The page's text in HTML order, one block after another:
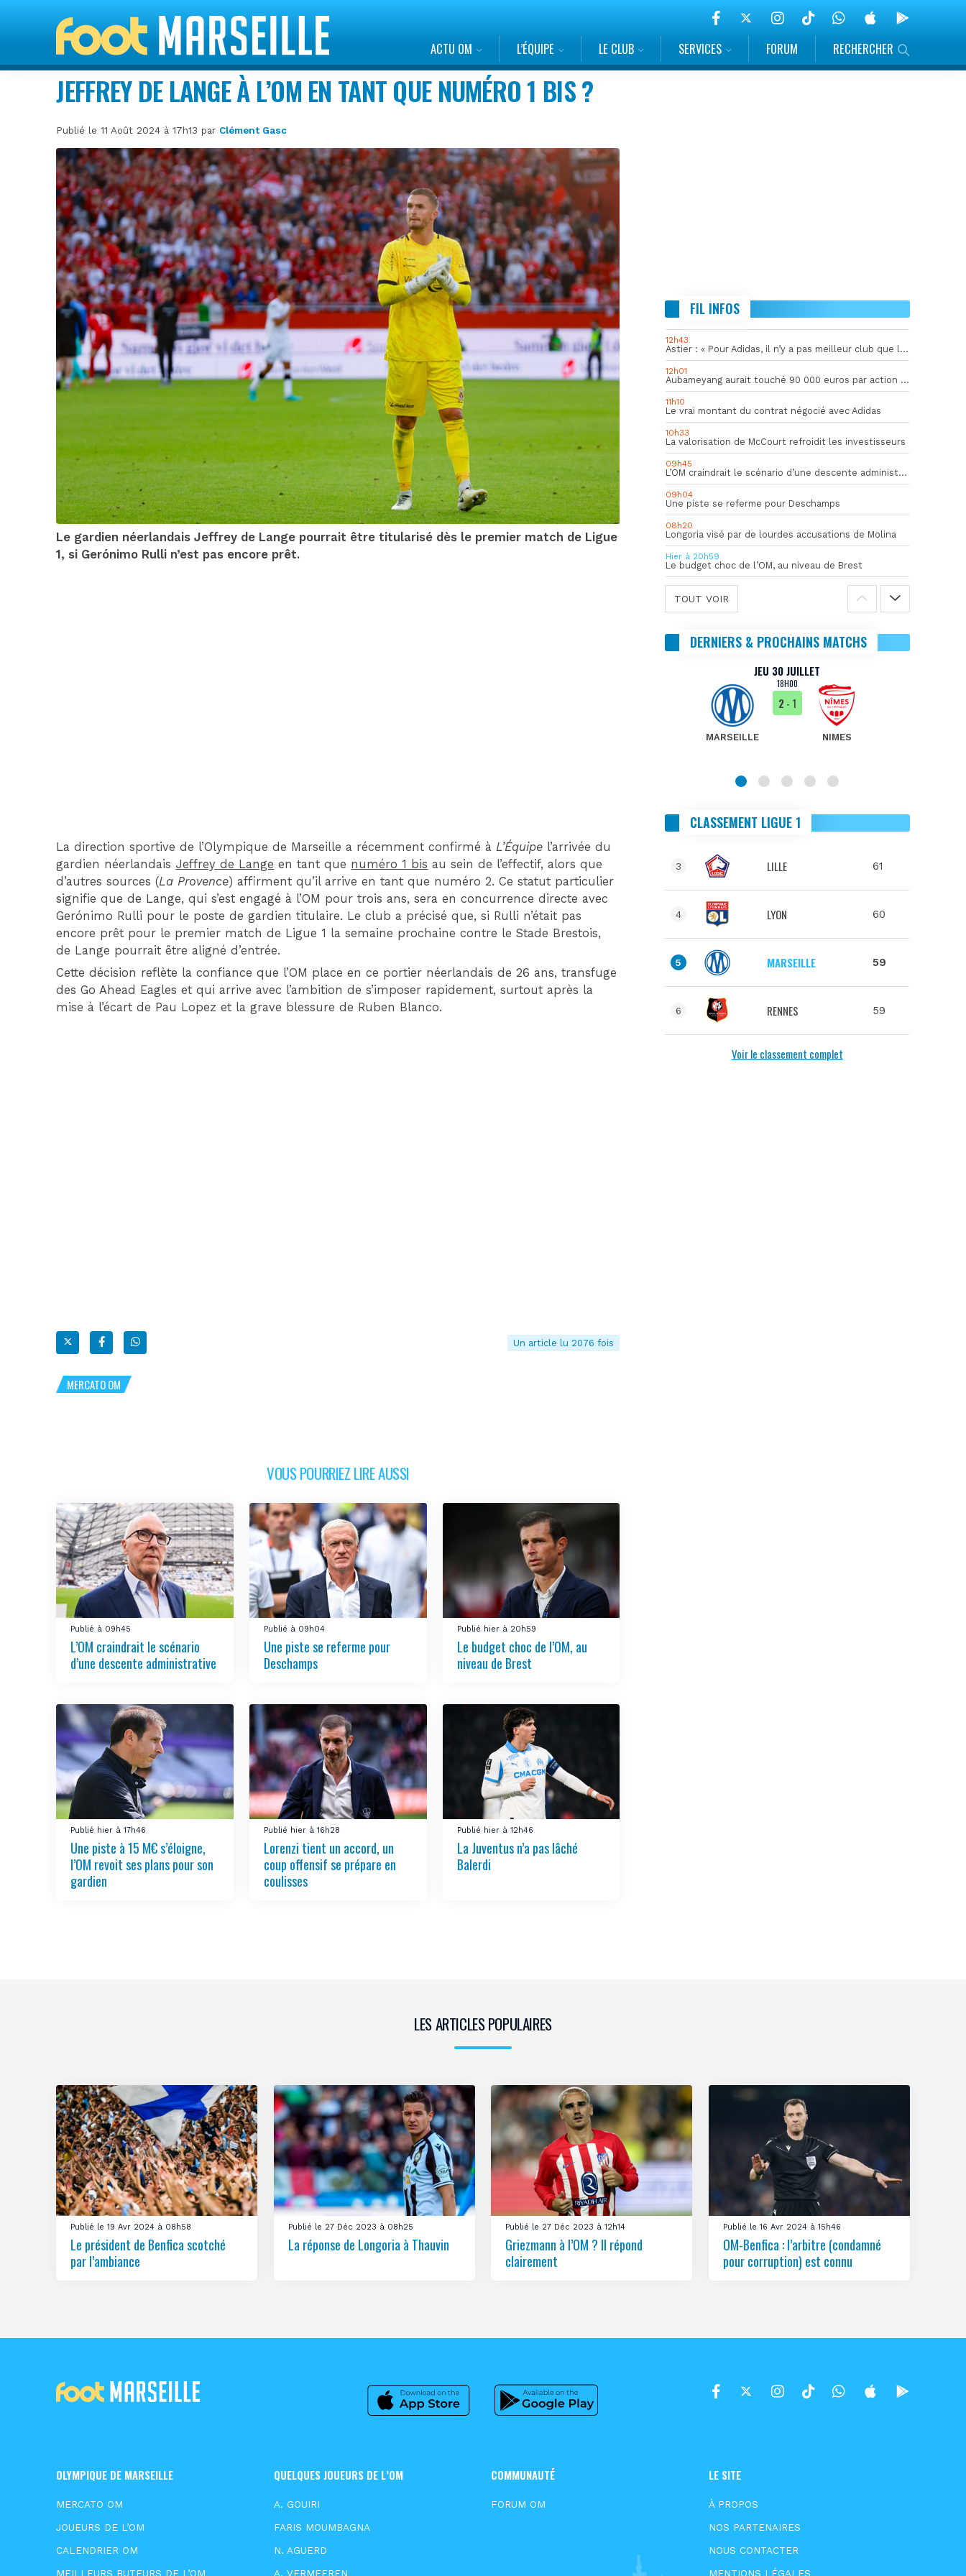
ACTU OM L’ÉQUIPE LE CLUB SERVICES FORUM RECHERCHER
JEFFREY DE LANGE À L’OM EN TANT QUE NUMÉRO 1 BIS ?
Publié le 11 Août 2024 à 17h13 par Clément Gasc
Le gardien néerlandais Jeffrey de Lange pourrait être titularisé dès le premier match de Ligue
1, si Gerónimo Rulli n’est pas encore prêt.
La direction sportive de l’Olympique de Marseille a récemment confirmé à L’Équipe l’arrivée du
gardien néerlandais Jeffrey de Lange en tant que numéro 1 bis au sein de l’effectif, alors que
d’autres sources (La Provence) affirment qu’il arrive en tant que numéro 2. Ce statut particulier
signifie que de Lange, qui s’est engagé à l’OM pour trois ans, sera en concurrence directe avec
Gerónimo Rulli pour le poste de gardien titulaire. Le club a précisé que, si Rulli n’était pas
encore prêt pour le premier match de Ligue 1 la semaine prochaine contre le Stade Brestois,
de Lange pourrait être aligné d’entrée.
Cette décision reflète la confiance que l’OM place en ce portier néerlandais de 26 ans, transfuge
des Go Ahead Eagles et qui arrive avec l’ambition de s’imposer rapidement, surtout après la
mise à l’écart de Pau Lopez et la grave blessure de Ruben Blanco.
Un article lu 2076 fois
MERCATO OM
VOUS POURRIEZ LIRE AUSSI
Publié à 09h45
L’OM craindrait le scénario
d’une descente administrative
Publié à 09h04
Une piste se referme pour
Deschamps
Publié hier à 20h59
Le budget choc de l’OM, au
niveau de Brest
Publié hier à 17h46
Une piste à 15 M€ s’éloigne,
l’OM revoit ses plans pour son
gardien
Publié hier à 16h28
Lorenzi tient un accord, un
coup offensif se prépare en
coulisses
Publié hier à 12h46
La Juventus n’a pas lâché
Balerdi
FIL INFOS
12h43
Astier : « Pour Adidas, il n’y a pas meilleur club que l’OM »
12h01
Aubameyang aurait touché 90 000 euros par action décisive
11h10
Le vrai montant du contrat négocié avec Adidas
10h33
La valorisation de McCourt refroidit les investisseurs
09h45
L’OM craindrait le scénario d’une descente administrative
09h04
Une piste se referme pour Deschamps
08h20
Longoria visé par de lourdes accusations de Molina
Hier à 20h59
Le budget choc de l’OM, au niveau de Brest
TOUT VOIR
DERNIERS & PROCHAINS MATCHS
JEU 30 JUILLET
18H00
MARSEILLE
2- 1
NIMES
CLASSEMENT LIGUE 1
3 LILLE 61
4 LYON 60
5 MARSEILLE 59
6 RENNES 59
Voir le classement complet
LES ARTICLES POPULAIRES
Publié le 19 Avr 2024 à 08h58
Le président de Benfica scotché
par l’ambiance
Publié le 27 Déc 2023 à 08h25
La réponse de Longoria à Thauvin
Publié le 27 Déc 2023 à 12h14
Griezmann à l’OM ? Il répond
clairement
Publié le 16 Avr 2024 à 15h46
OM-Benfica : l’arbitre (condamné
pour corruption) est connu
OLYMPIQUE DE MARSEILLE
MERCATO OM
JOUEURS DE L’OM
CALENDRIER OM
MEILLEURS BUTEURS DE L’OM
QUELQUES JOUEURS DE L’OM
A. GOUIRI
FARIS MOUMBAGNA
N. AGUERD
A. VERMEEREN
COMMUNAUTÉ
FORUM OM
LE SITE
À PROPOS
NOS PARTENAIRES
NOUS CONTACTER
MENTIONS LÉGALES